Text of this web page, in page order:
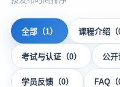
全部（1） 课程介绍（0
考试与认证（0） 公开
学员反馈（0） FAQ（